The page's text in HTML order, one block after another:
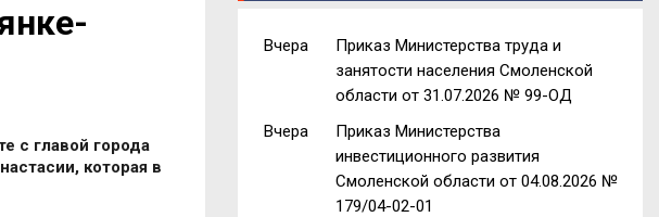
с главой города
которая в
Вчера
Приказ Министерства труда и
занятости населения Смоленской
области от 31.07.2026 № 99-ОД
Вчера
Приказ Министерства
инвестиционного развития
Смоленской области от 04.08.2026 №
179/04-02-01